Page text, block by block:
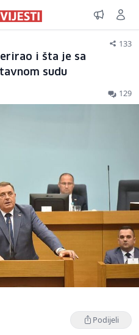
133
i šta je sa
sudu
129
Podijeli